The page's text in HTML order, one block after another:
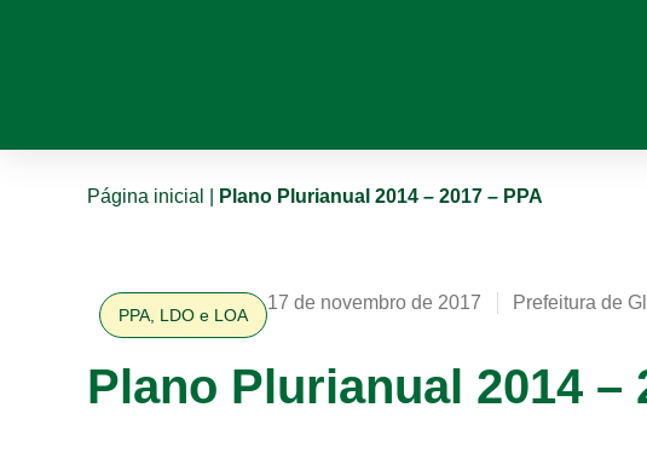
Página inicial Plano Plurianual 2014 – 2017 – PPA
PPA, LDO e LOA
17 de novembro de 2017 Prefeitura de
Plano Plurianual 2014 –